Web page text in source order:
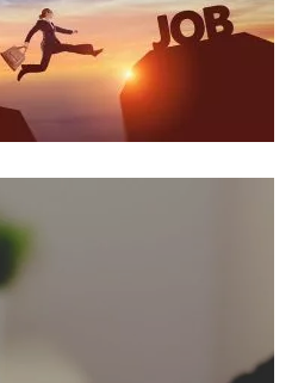
כנסים
לכל העוסקים בתעשיית